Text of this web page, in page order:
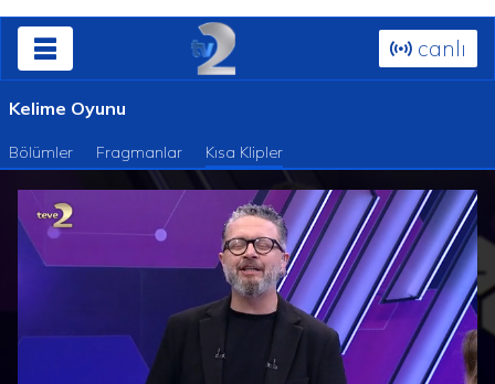
canlı
Kelime Oyunu
Bölümler Fragmanlar Kısa Klipler